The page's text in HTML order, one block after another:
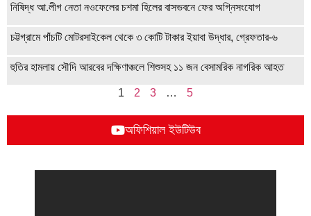
নিষিদ্ধ আ.লীগ নেতা নওফেলের চশমা হিলের বাসভবনে ফের অগ্নিসংযোগ
চট্টগ্রামে পাঁচটি মোটরসাইকেল থেকে ৩ কোটি টাকার ইয়াবা উদ্ধার, গ্রেফতার-৬
হুতির হামলায় সৌদি আরবের দক্ষিণাঞ্চলে শিশুসহ ১১ জন বেসামরিক নাগরিক আহত
1 2 3 … 5
অফিশিয়াল ইউটিউব